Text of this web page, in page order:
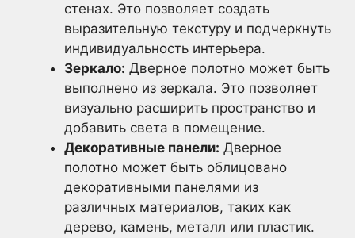
стенах. Это позволяет создать
выразительную текстуру и подчеркнуть
индивидуальность интерьера.
Зеркало: Дверное полотно может быть
выполнено из зеркала. Это позволяет
визуально расширить пространство и
добавить света в помещение.
Декоративные панели: Дверное
полотно может быть облицовано
декоративными панелями из
различных материалов, таких как
дерево, камень, металл или пластик.